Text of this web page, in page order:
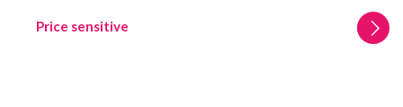
Price sensitive